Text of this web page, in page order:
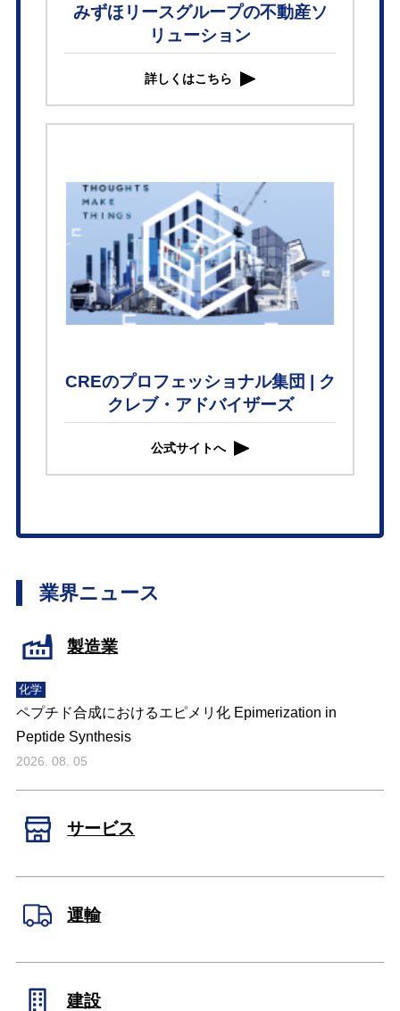
みずほリースグループの不動産ソ
リューション
詳しくはこちら
CREのプロフェッショナル集団 | ク
クレブ・アドバイザーズ
公式サイトへ
業界ニュース
製造業
化学
ペプチド合成におけるエピメリ化 Epimerization in
Peptide Synthesis
2026. 08. 05
サービス
運輸
建設